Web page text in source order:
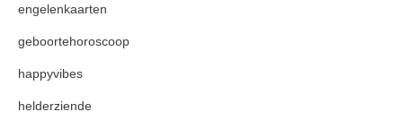
engelenkaarten
geboortehoroscoop
happyvibes
helderziende